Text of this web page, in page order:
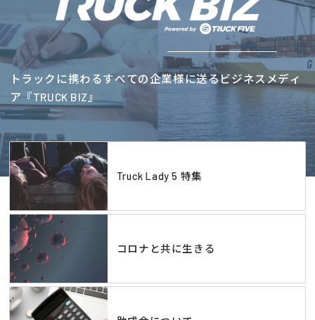
トラックに携わるすべての企業様に送るビジネスメディ
ア『TRUCK BIZ』
Truck Lady 5 特集
コロナと共に生きる